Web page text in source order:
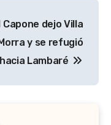
Capone dejo Villa
y se refugió
hacia Lambaré